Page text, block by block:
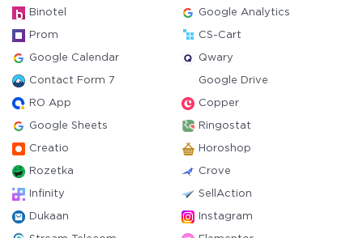
Binotel Google Analytics
Prom CS-Cart
Google Calendar Qwary
Contact Form 7 Google Drive
RO App Copper
Google Sheets Ringostat
Creatio Horoshop
Rozetka Crove
Infinity SellAction
Dukaan Instagram